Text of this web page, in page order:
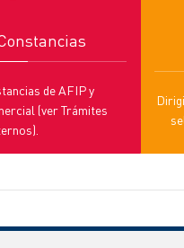
de AFIP y
(ver Trámites